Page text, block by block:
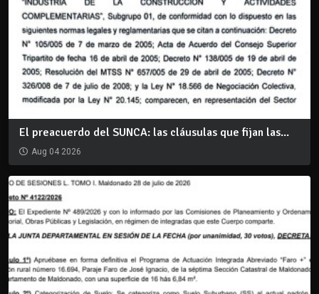
El preacuerdo del SUNCA: las cláusulas que fijan las...
Aug 04 2026